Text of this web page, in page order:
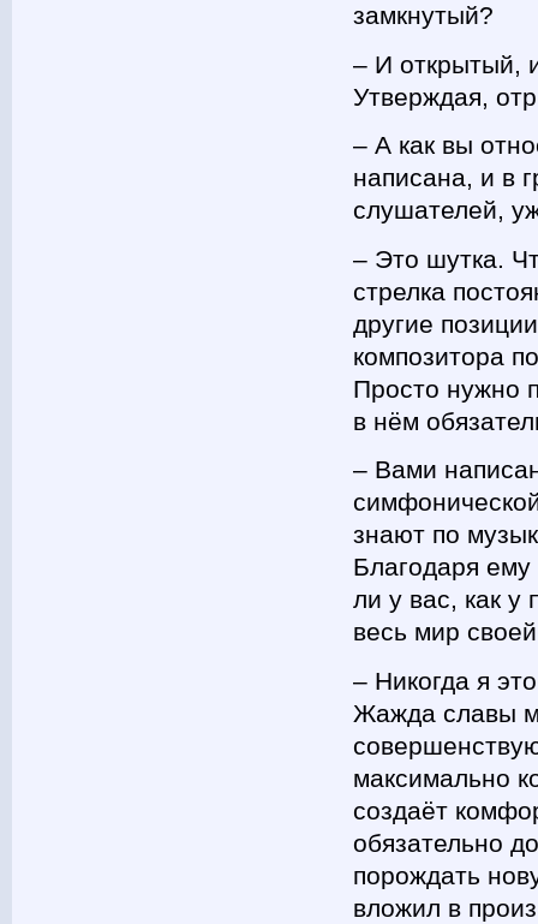
замкнутый?
– И открытый,
Утверждая,
– А как вы
написана, и в
слушателей,
– Это шутка.
стрелка
другие
композитора
Просто нужно
в нём
– Вами
знают по
Благодаря
ли у вас, как у
весь мир
– Никогда я
Жажда славы
максимально
создаёт
обязательно
порождать
вложил в